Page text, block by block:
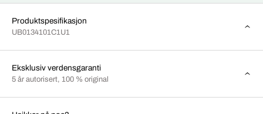
Produktspesifikasjon
UB0134101C1U1
Eksklusiv verdensgaranti
5 år autorisert, 100 % original